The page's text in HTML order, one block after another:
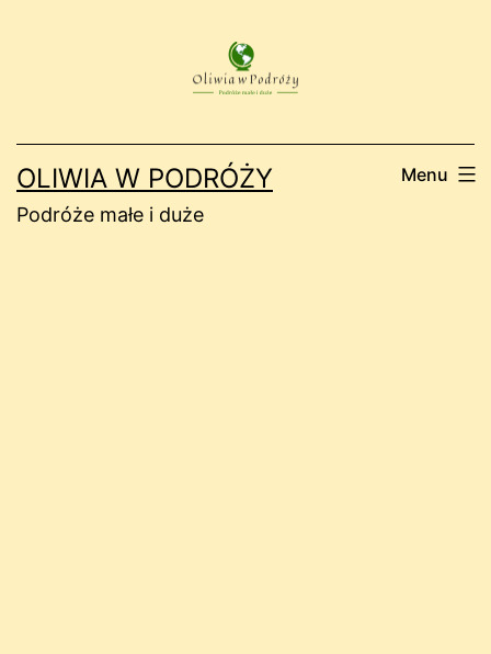
OLIWIA W PODRÓŻY
Podróże małe i duże
Menu